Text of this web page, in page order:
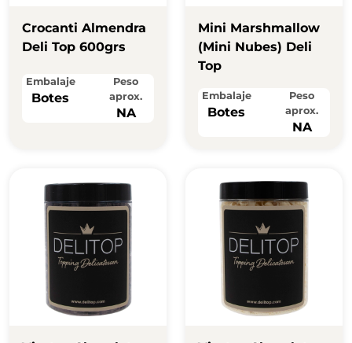
Crocanti Almendra
Deli Top 600grs
Embalaje
Botes
Peso
aprox.
NA
Mini Marshmallow
(mini Nubes) Deli
Top
Embalaje
Botes
Peso
aprox.
NA